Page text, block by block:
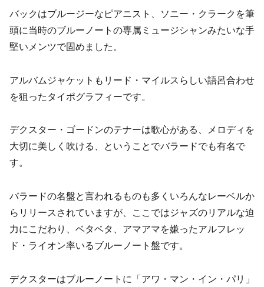
バックはブルージーなピアニスト、ソニー・クラークを筆
頭に当時のブルーノートの専属ミュージシャンみたいな手
堅いメンツで固めました。
アルバムジャケットもリード・マイルスらしい語呂合わせ
を狙ったタイポグラフィーです。
デクスター・ゴードンのテナーは歌心がある、メロディを
大切に美しく吹ける、ということでバラードでも有名で
す。
バラードの名盤と言われるものも多くいろんなレーベルか
らリリースされていますが、ここではジャズのリアルな迫
力にこだわり、ベタベタ、アマアマを嫌ったアルフレッ
ド・ライオン率いるブルーノート盤です。
デクスターはブルーノートに「アワ・マン・イン・パリ」